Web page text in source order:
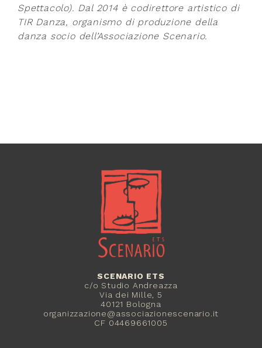
Spettacolo). Dal 2014 è codirettore artistico di
TIR Danza, organismo di produzione della
danza socio dell’Associazione Scenario.
SCENARIO ETS
c/o Studio Andreazza
Via dei Mille, 5
40121 Bologna
organizzazione@associazionescenario.it
CF 04469661005